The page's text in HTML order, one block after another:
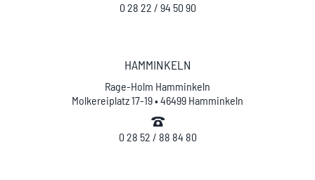
0 28 22 / 94 50 90
HAMMINKELN
Rage-Holm Hamminkeln
Molkereiplatz 17-19 • 46499 Hamminkeln
0 28 52 / 88 84 80